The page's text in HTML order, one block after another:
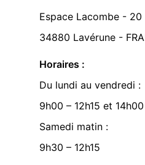
Espace Lacombe -
34880 Lavérune -
Horaires :
Du lundi au vendredi :
9h00 – 12h15 et
Samedi matin :
9h30 – 12h15